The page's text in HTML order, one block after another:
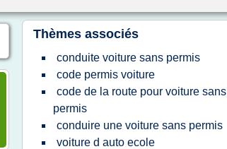
Thèmes associés
conduite voiture sans permis
code permis voiture
code de la route pour voiture sans
permis
conduire une voiture sans permis
voiture d auto ecole